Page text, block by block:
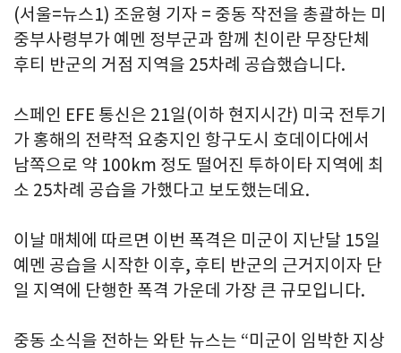
(서울=뉴스1) 조윤형 기자 = 중동 작전을 총괄하는 미
중부사령부가 예멘 정부군과 함께 친이란 무장단체
후티 반군의 거점 지역을 25차례 공습했습니다.
스페인 EFE 통신은 21일(이하 현지시간) 미국 전투기
가 홍해의 전략적 요충지인 항구도시 호데이다에서
남쪽으로 약 100km 정도 떨어진 투하이타 지역에 최
소 25차례 공습을 가했다고 보도했는데요.
이날 매체에 따르면 이번 폭격은 미군이 지난달 15일
예멘 공습을 시작한 이후, 후티 반군의 근거지이자 단
일 지역에 단행한 폭격 가운데 가장 큰 규모입니다.
중동 소식을 전하는 와탄 뉴스는 “미군이 임박한 지상